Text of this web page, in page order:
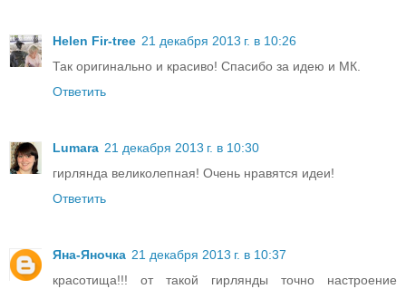
Helen Fir-tree 21 декабря 2013 г. в 10:26
Так оригинально и красиво! Спасибо за идею и МК.
Ответить
Lumara 21 декабря 2013 г. в 10:30
гирлянда великолепная! Очень нравятся идеи!
Ответить
Яна-Яночка 21 декабря 2013 г. в 10:37
красотища!!! от такой гирлянды точно настроение